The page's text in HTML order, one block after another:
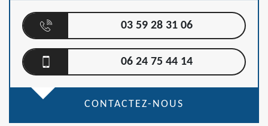
03 59 28 31 06
06 24 75 44 14
CONTACTEZ-NOUS